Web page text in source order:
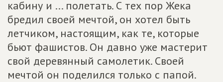
кабину и ... полетать. С тех пор Жека
бредил своей мечтой, он хотел быть
летчиком, настоящим, как те, которые
бьют фашистов. Он давно уже мастерит
свой деревянный самолетик. Своей
мечтой он поделился только с папой.